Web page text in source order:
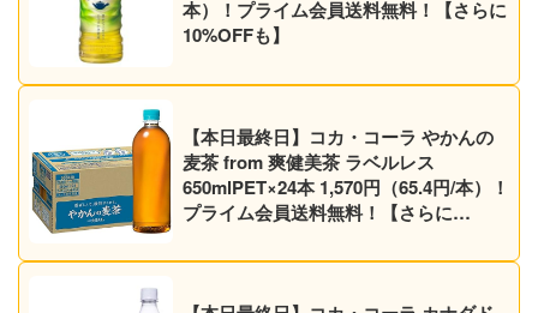
本）！プライム会員送料無料！【さらに
10%OFFも】
【本日最終日】コカ・コーラ やかんの
麦茶 from 爽健美茶 ラベルレス
650mlPET×24本 1,570円（65.4円/本）！
プライム会員送料無料！【さらに